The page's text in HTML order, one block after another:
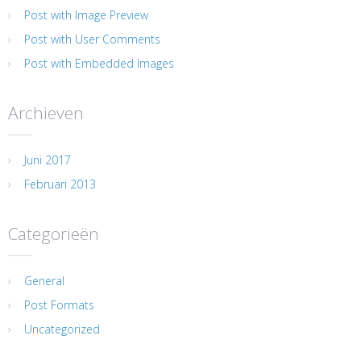
Post with Image Preview
Post with User Comments
Post with Embedded Images
Archieven
Juni 2017
Februari 2013
Categorieën
General
Post Formats
Uncategorized